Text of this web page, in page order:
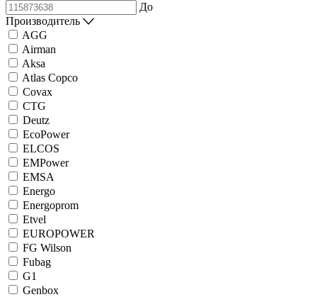
До
Производитель
AGG
Airman
Aksa
Atlas Copco
Covax
CTG
Deutz
EcoPower
ELCOS
EMPower
EMSA
Energo
Energoprom
Etvel
EUROPOWER
FG Wilson
Fubag
G1
Genbox